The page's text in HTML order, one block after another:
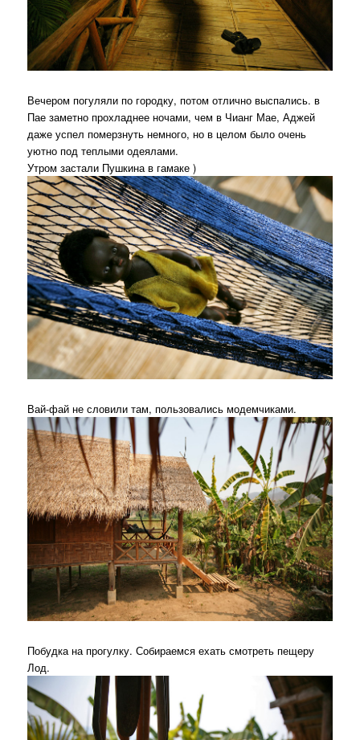
Вечером погуляли по городку, потом отлично выспались. в
Пае заметно прохладнее ночами, чем в Чианг Мае, Аджей
даже успел померзнуть немного, но в целом было очень
уютно под теплыми одеялами.
Утром застали Пушкина в гамаке )
Вай-фай не словили там, пользовались модемчиками.
Побудка на прогулку. Собираемся ехать смотреть пещеру
Лод.